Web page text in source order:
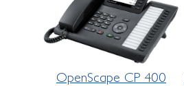
OpenScape CP 400